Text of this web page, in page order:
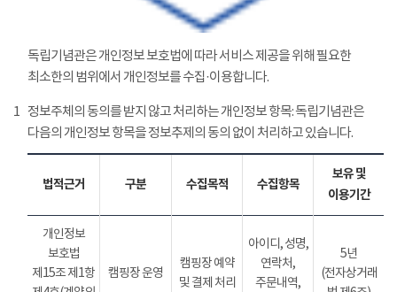
독립기념관은 개인정보 보호법에 따라 서비스 제공을 위해 필요한
최소한의 범위에서 개인정보를 수집·이용합니다.
1 정보주체의 동의를 받지 않고 처리하는 개인정보 항목: 독립기념관은
다음의 개인정보 항목을 정보추제의 동의 없이 처리하고 있습니다.
법적근거 구분 수집목적 수집항목
보유 및
이용기간
개인정보
보호법
제15조 제1항
캠핑장 운영
캠핑장 예약
및 결제 처리
아이디, 성명,
연락처,
주문내역,
5년
(전자상거래